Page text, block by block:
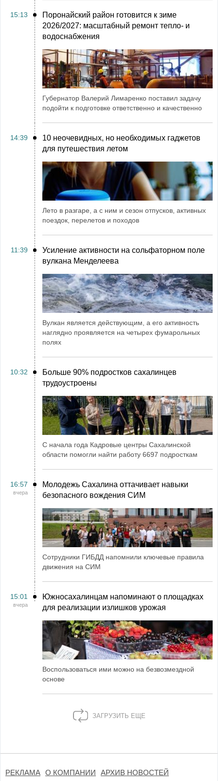
15:13
Поронайский район готовится к зиме
2026/2027: масштабный ремонт тепло- и
водоснабжения
Губернатор Валерий Лимаренко поставил задачу
подойти к подготовке ответственно и качественно
14:39
10 неочевидных, но необходимых гаджетов
для путешествия летом
Лето в разгаре, а с ним и сезон отпусков, активных
поездок, перелетов и походов
11:39
Усиление активности на сольфаторном поле
вулкана Менделеева
Вулкан является действующим, а его активность
наглядно проявляется на четырех фумарольных
полях
10:32
Больше 90% подростков сахалинцев
трудоустроены
С начала года Кадровые центры Сахалинской
области помогли найти работу 6697 подросткам
16:57
вчера
Молодежь Сахалина оттачивает навыки
безопасного вождения СИМ
Сотрудники ГИБДД напомнили ключевые правила
движения на СИМ
15:01
вчера
Южносахалинцам напоминают о площадках
для реализации излишков урожая
Воспользоваться ими можно на безвозмездной
основе
ЗАГРУЗИТЬ ЕЩЕ
РЕКЛАМА О КОМПАНИИ АРХИВ НОВОСТЕЙ